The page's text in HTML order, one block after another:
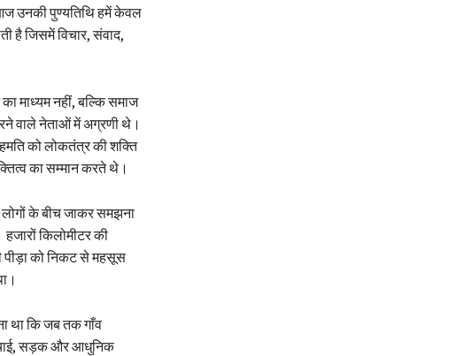
उनकी पुण्यतिथि हमें केवल
है जिसमें विचार, संवाद,
माध्यम नहीं, बल्कि समाज
वाले नेताओं में अग्रणी थे।
को लोकतंत्र की शक्ति
का सम्मान करते थे।
लोगों के बीच जाकर समझना
किलोमीटर की
पीड़ा को निकट से महसूस
था कि जब तक गाँव
सड़क और आधुनिक